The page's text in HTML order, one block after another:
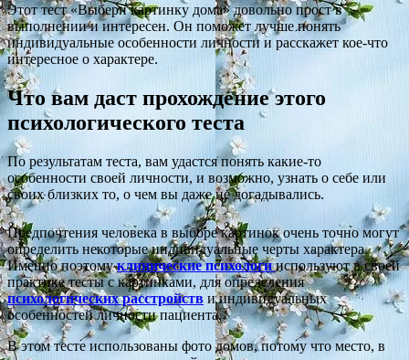
Этот тест «Выбери картинку дома» довольно прост в
выполнении и интересен. Он поможет лучше понять
индивидуальные особенности личности и расскажет кое-что
интересное о характере.
Что вам даст прохождение этого
психологического теста
По результатам теста, вам удастся понять какие-то
особенности своей личности, и возможно, узнать о себе или
своих близких то, о чем вы даже не догадывались.
Предпочтения человека в выборе картинок очень точно могут
определить некоторые индивидуальные черты характера.
Именно поэтомуклинические психологи используют в своей
практике тесты с картинками, для определения
психологических расстройств и индивидуальных
особенностей личности пациента.
В этом тесте использованы фото домов, потому что место, в